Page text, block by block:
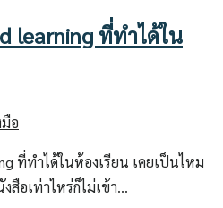
learning ที่ทำได้ใน
มือ
ที่ทำได้ในห้องเรียน เคยเป็นไหม
สือเท่าไหร่ก็ไม่เข้า…